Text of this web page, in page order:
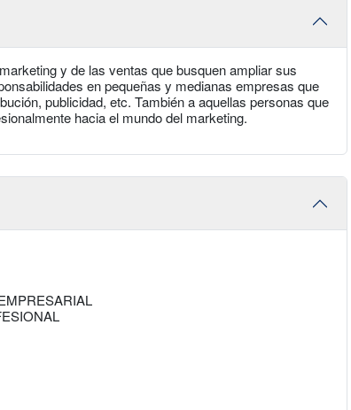
y de las ventas que busquen ampliar sus
en pequeñas y medianas empresas que
publicidad, etc. También a aquellas personas que
hacia el mundo del marketing.